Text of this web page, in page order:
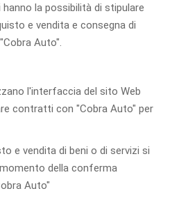
la possibilità di stipulare
e vendita e consegna di
Auto".
l'interfaccia del sito Web
contratti con "Cobra Auto" per
e vendita di beni o di servizi si
della conferma
Auto"